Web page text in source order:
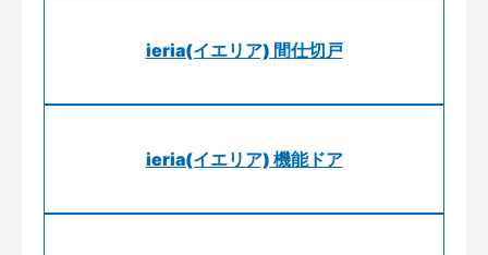
ieria(イエリア) 間仕切戸
ieria(イエリア) 機能ドア